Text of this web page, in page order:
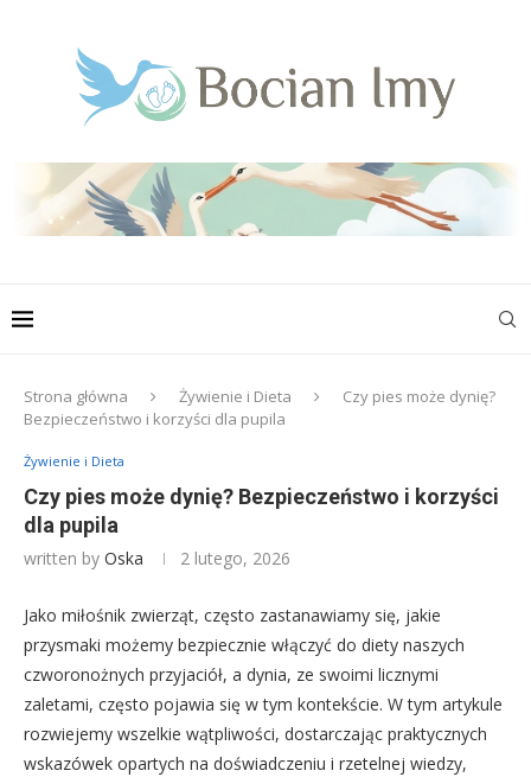
Strona główna Żywienie i Dieta
Czy pies może dynię?
Bezpieczeństwo i korzyści dla pupila
Żywienie i Dieta
Czy pies może dynię? Bezpieczeństwo i korzyści
dla pupila
written by Oska 2 lutego, 2026
Jako miłośnik zwierząt, często zastanawiamy się, jakie
przysmaki możemy bezpiecznie włączyć do diety naszych
czworonożnych przyjaciół, a dynia, ze swoimi licznymi
zaletami, często pojawia się w tym kontekście. W tym artykule
rozwiejemy wszelkie wątpliwości, dostarczając praktycznych
wskazówek opartych na doświadczeniu i rzetelnej wiedzy,